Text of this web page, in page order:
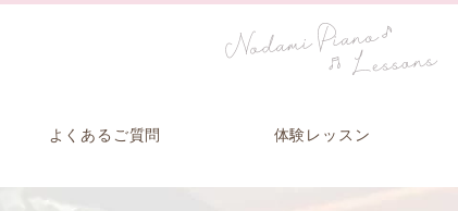
よくあるご質問 体験レッスン